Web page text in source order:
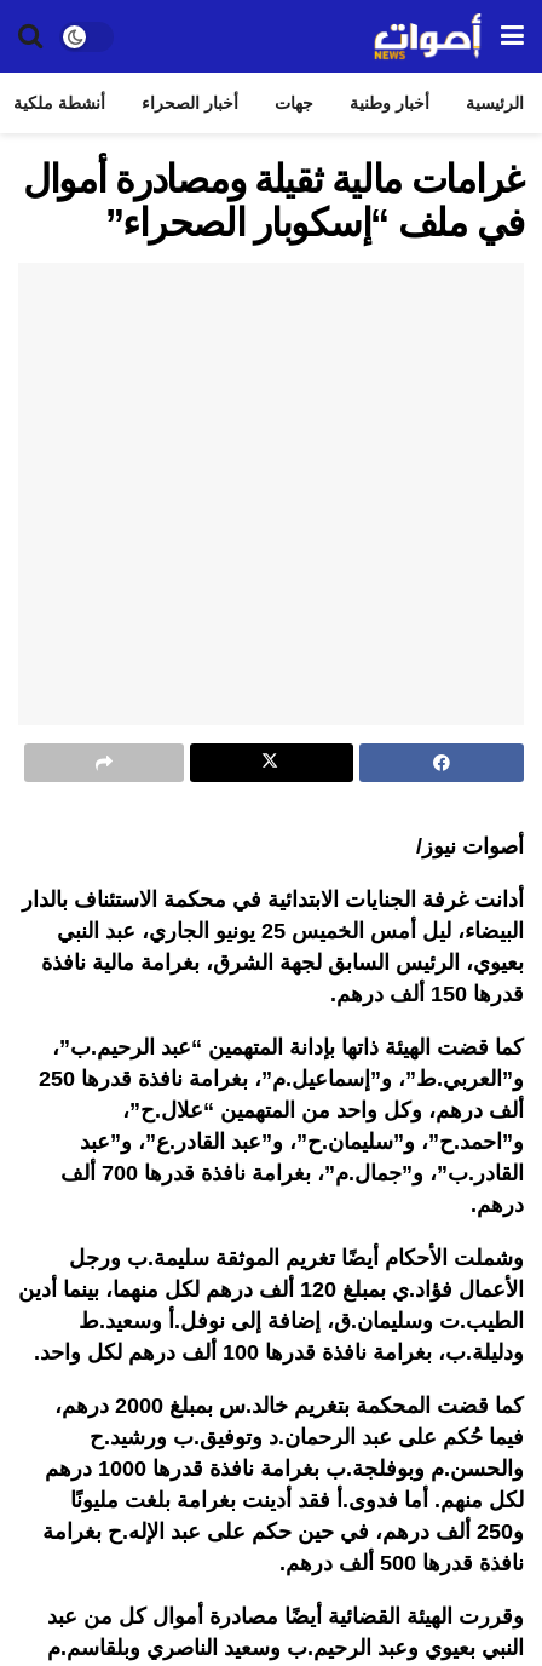
الرئيسية أخبار وطنية جهات أخبار الصحراء أنشطة ملكية
غرامات مالية ثقيلة ومصادرة أموال
في ملف “إسكوبار الصحراء”
أصوات نيوز/
أدانت غرفة الجنايات الابتدائية في محكمة الاستئناف بالدار
البيضاء، ليل أمس الخميس 25 يونيو الجاري، عبد النبي
بعيوي، الرئيس السابق لجهة الشرق، بغرامة مالية نافذة
قدرها 150 ألف درهم
.
كما قضت الهيئة ذاتها بإدانة المتهمين “عبد الرحيم.ب”،
و”العربي.ط”، و”إسماعيل.م”، بغرامة نافذة قدرها 250
ألف درهم، وكل واحد من المتهمين “علال.ح”،
و”احمد.ح”، و”سليمان.ح”، و”عبد القادر.ع”، و”عبد
القادر.ب”، و”جمال.م”، بغرامة نافذة قدرها 700 ألف
درهم.
وشملت الأحكام أيضًا تغريم الموثقة سليمة.ب ورجل
الأعمال فؤاد.ي بمبلغ 120 ألف درهم لكل منهما، بينما أدين
الطيب.ت وسليمان.ق، إضافة إلى نوفل.أ وسعيد.ط
ودليلة.ب، بغرامة نافذة قدرها 100 ألف درهم لكل واحد.
كما قضت المحكمة بتغريم خالد.س بمبلغ 2000 درهم،
فيما حُكم على عبد الرحمان.د وتوفيق.ب ورشيد.ح
والحسن.م وبوفلجة.ب بغرامة نافذة قدرها 1000 درهم
لكل منهم. أما فدوى.أ فقد أدينت بغرامة بلغت مليونًا
و250 ألف درهم، في حين حكم على عبد الإله.ح بغرامة
نافذة قدرها 500 ألف درهم.
وقررت الهيئة القضائية أيضًا مصادرة أموال كل من عبد
النبي بعيوي وعبد الرحيم.ب وسعيد الناصري وبلقاسم.م